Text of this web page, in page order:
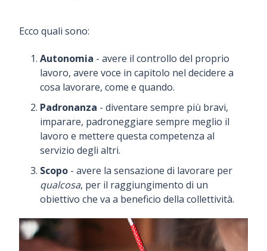
Ecco quali sono:
Autonomia - avere il controllo del proprio
lavoro, avere voce in capitolo nel decidere a
cosa lavorare, come e quando.
Padronanza - diventare sempre più bravi,
imparare, padroneggiare sempre meglio il
lavoro e mettere questa competenza al
servizio degli altri.
Scopo - avere la sensazione di lavorare per
qualcosa, per il raggiungimento di un
obiettivo che va a beneficio della collettività.